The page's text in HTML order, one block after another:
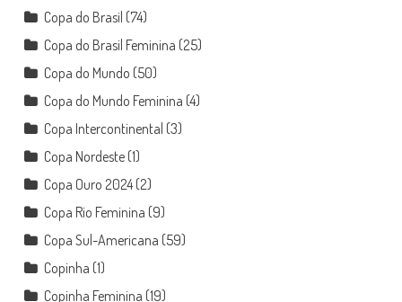
Copa do Brasil (74)
Copa do Brasil Feminina (25)
Copa do Mundo (50)
Copa do Mundo Feminina (4)
Copa Intercontinental (3)
Copa Nordeste(1)
Copa Ouro 2024(2)
Copa Rio Feminina (9)
Copa Sul-Americana (59)
Copinha (1)
Copinha Feminina (19)